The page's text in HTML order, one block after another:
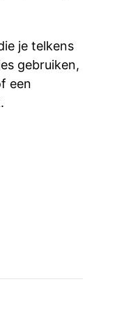
je telkens
gebruiken,
een